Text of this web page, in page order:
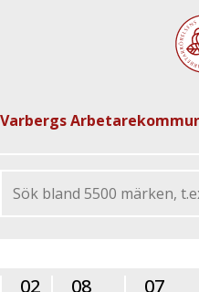
Varbergs
02 08 07